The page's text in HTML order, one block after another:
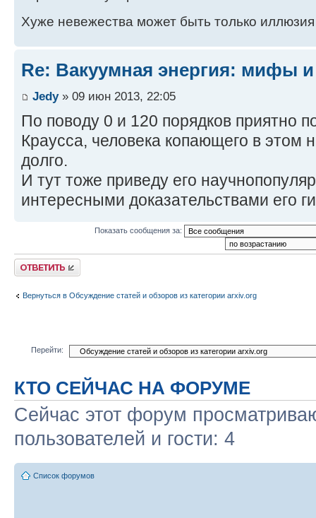
Хуже невежества может быть только
Re: Вакуумная энергия: мифы
Jedy» 09 июн 2013, 22:05
По поводу 0 и 120 порядков приятно
Краусса, человека копающего в этом
долго.
И тут тоже приведу его
интересными доказательствами его
Показать сообщения за:
Ответить
Вернуться в Обсуждение статей и обзоров из категории arxiv.org
Перейти:
КТО СЕЙЧАС НА ФОРУМЕ
Сейчас этот форум
пользователей и гости: 4
Список форумов